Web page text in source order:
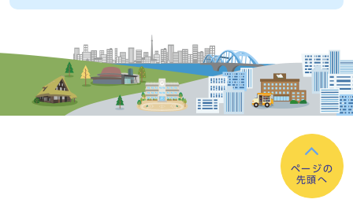
ページの
先頭へ